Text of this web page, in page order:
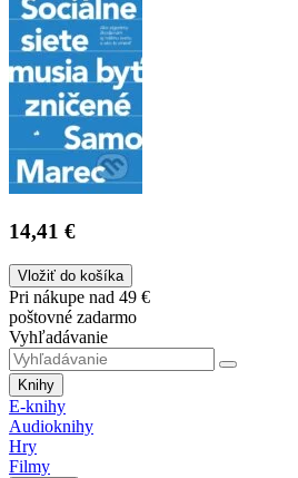
14,41 €
Vložiť do košíka
Pri nákupe nad 49 €
poštovné zadarmo
Vyhľadávanie
Knihy
E-knihy
Audioknihy
Hry
Filmy